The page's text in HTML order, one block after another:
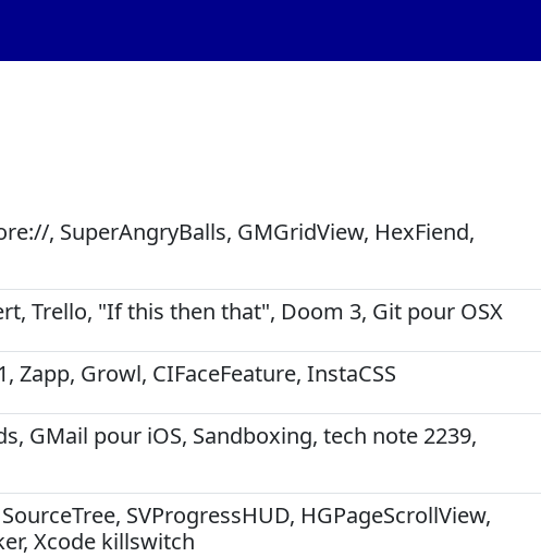
, SuperAngryBalls, GMGridView, HexFiend,
Trello, "If this then that", Doom 3, Git pour OSX
Zapp, Growl, CIFaceFeature, InstaCSS
GMail pour iOS, Sandboxing, tech note 2239,
SVProgressHUD, HGPageScrollView,
Xcode killswitch